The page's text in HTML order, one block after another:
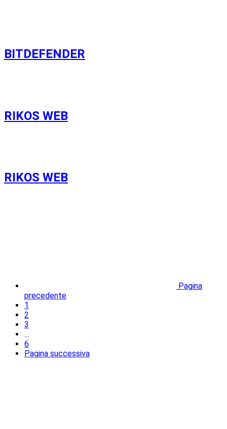
BITDEFENDER
RIKOS WEB
RIKOS WEB
Pagina
precedente
1
2
3
...
6
Pagina successiva